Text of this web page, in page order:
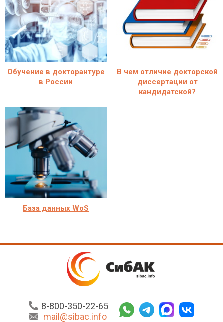
Обучение в докторантуре
в России
В чем отличие докторской
диссертации от
кандидатской?
База данных WoS
8-800-350-22-65
mail@sibac.info